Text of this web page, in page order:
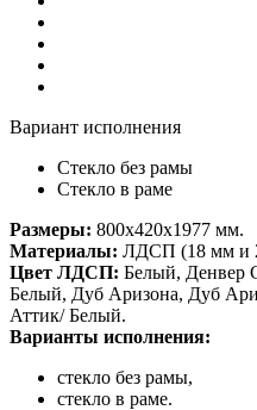
Вариант исполнения
Стекло без рамы
Стекло в раме
Размеры: 800х420х1977 мм.
Материалы: ЛДСП (18 мм и
Цвет ЛДСП: Белый, Денвер
Белый, Дуб Аризона, Дуб
Аттик/ Белый.
Варианты исполнения:
стекло без рамы,
стекло в раме.